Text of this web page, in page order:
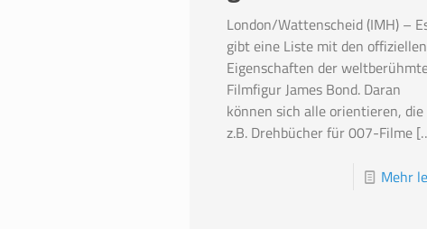
London/Wattenscheid (IMH) –
gibt eine Liste mit den offiziellen
Eigenschaften der
Filmfigur James Bond. Daran
können sich alle orientieren, die
z.B. Drehbücher für 007-Filme
Mehr